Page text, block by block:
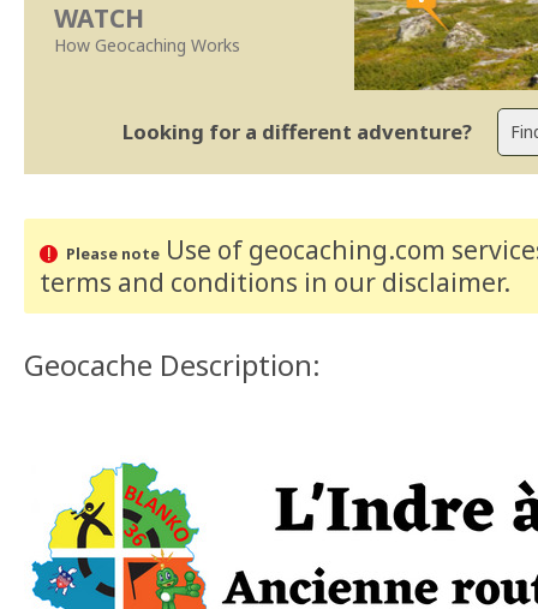
WATCH
How Geocaching Works
Looking for a different adventure?
Please noteUse of geocaching.com
terms and conditions in our disclaimer.
Geocache Description: